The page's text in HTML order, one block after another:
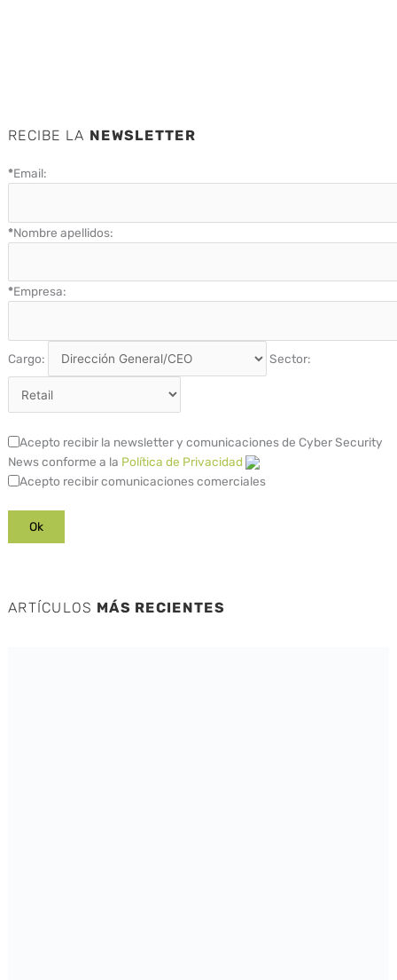
RECIBE LA NEWSLETTER
*Email:
*Nombre apellidos:
*Empresa:
Cargo: Sector:
Acepto recibir la newsletter y comunicaciones de Cyber Security
News conforme a la Política de Privacidad
Acepto recibir comunicaciones comerciales
ARTÍCULOS MÁS RECIENTES